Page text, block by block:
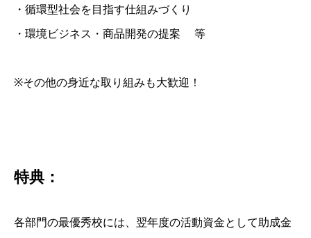
・循環型社会を目指す仕組みづくり
・環境ビジネス・商品開発の提案 等
※その他の身近な取り組みも大歓迎！
特典：
各部門の最優秀校には、翌年度の活動資金として助成金